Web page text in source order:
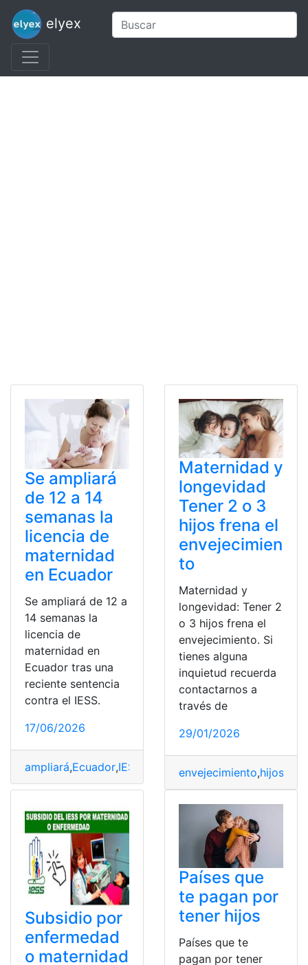
elyex
Se ampliará
de 12 a 14
semanas la
licencia de
maternidad
en Ecuador
Se ampliará de 12 a
14 semanas la
licencia de
maternidad en
Ecuador tras una
reciente sentencia
contra el IESS.
17/06/2026
ampliará,Ecuador,IESS Maternidad ,semanas
Maternidad y
longevidad
Tener 2 o 3
hijos frena el
envejecimien
to
Maternidad y
longevidad: Tener 2
o 3 hijos frena el
envejecimiento. Si
tienes alguna
inquietud recuerda
contactarnos a
través de
29/01/2026
envejecimiento,hijos
Subsidio por
enfermedad
o maternidad
Países que
te pagan por
tener hijos
Países que te
pagan por tener